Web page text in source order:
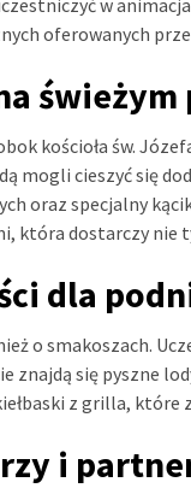
oferowanych
kościoła św.
mogli cieszyć się
oraz specjalny
która dostarczy nie
dla
o smakoszach.
znajdą się pyszne
z grilla, które
i